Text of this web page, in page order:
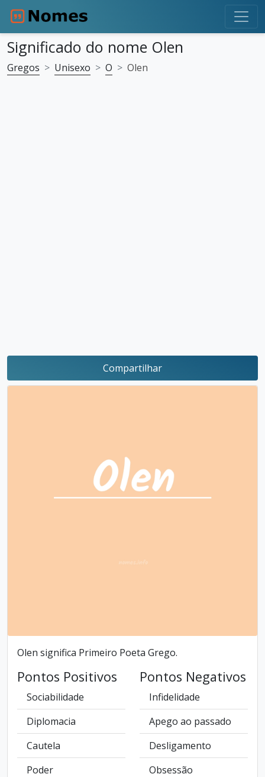
Significado do nome Olen
Gregos Unisexo O Olen
Compartilhar
Olen significa Primeiro Poeta Grego.
Pontos Positivos
Sociabilidade
Diplomacia
Cautela
Poder
Pontos Negativos
Infidelidade
Apego ao passado
Desligamento
Obsessão